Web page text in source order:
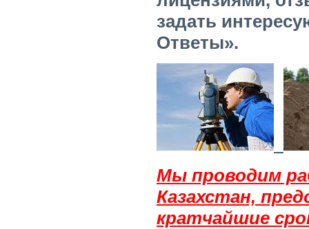
задать
Ответы».
Мы проводим
Казахстан,
кратчайшие